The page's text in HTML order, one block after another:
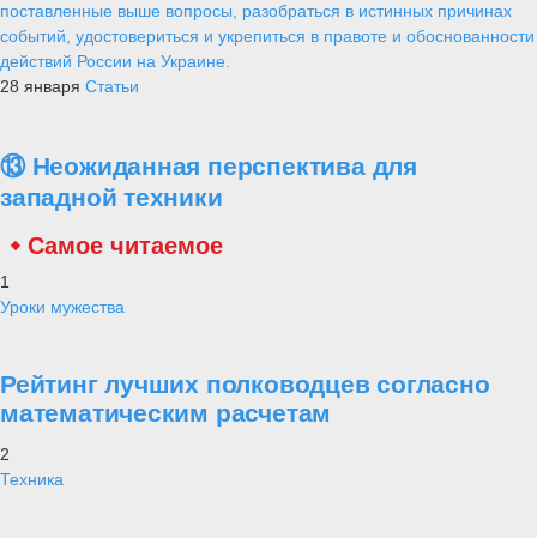
поставленные выше вопросы, разобраться в истинных причинах
событий, удостовериться и укрепиться в правоте и обоснованности
действий России на Украине.
28 января Статьи
⑬ Неожиданная перспектива для
западной техники
Самое читаемое
1
Уроки мужества
Рейтинг лучших полководцев согласно
математическим расчетам
2
Техника